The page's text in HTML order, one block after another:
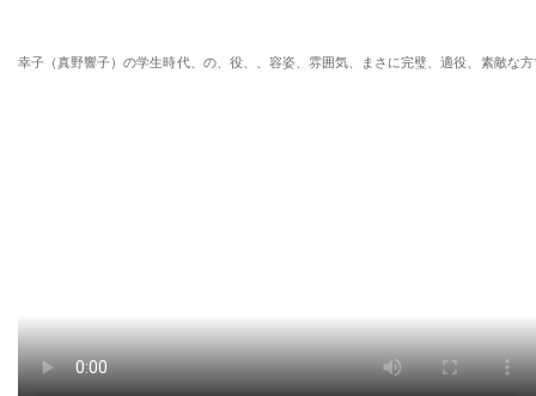
幸子（真野響子）の学生時代、の、役、、容姿、雰囲気、まさに完璧、適役、素敵な方